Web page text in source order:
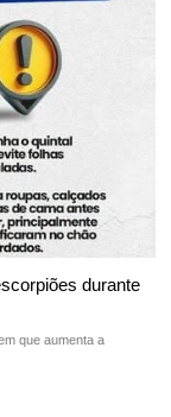
durante
que aumenta a